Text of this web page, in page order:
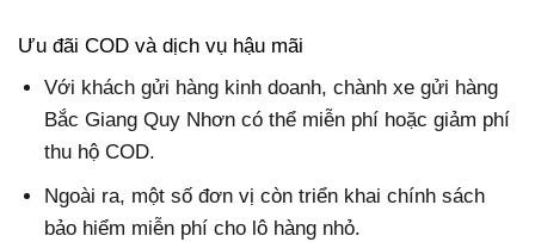
Ưu đãi COD và dịch vụ hậu mãi
Với khách gửi hàng kinh doanh, chành xe gửi hàng
Bắc Giang Quy Nhơn có thể miễn phí hoặc giảm phí
thu hộ COD.
Ngoài ra, một số đơn vị còn triển khai chính sách
bảo hiểm miễn phí cho lô hàng nhỏ.